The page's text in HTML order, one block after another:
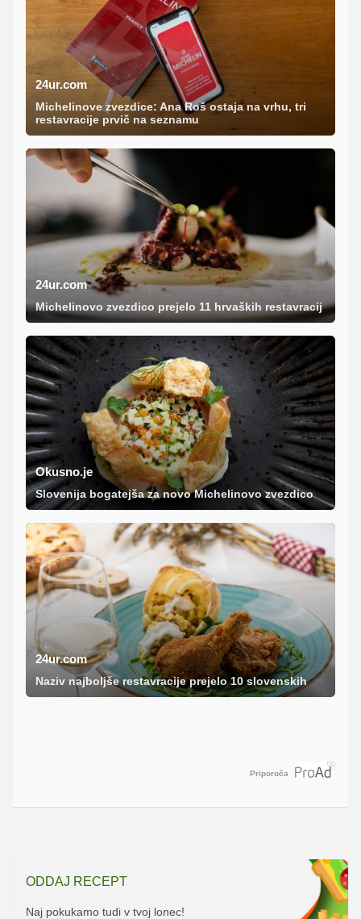
24ur.com
Michelinove zvezdice: Ana Roš ostaja na vrhu, tri
restavracije prvič na seznamu
24ur.com
Michelinovo zvezdico prejelo 11 hrvaških restavracij
Okusno.je
Slovenija bogatejša za novo Michelinovo zvezdico
24ur.com
Naziv najboljše restavracije prejelo 10 slovenskih
Priporoča
ODDAJ RECEPT
Naj pokukamo tudi v tvoj lonec!